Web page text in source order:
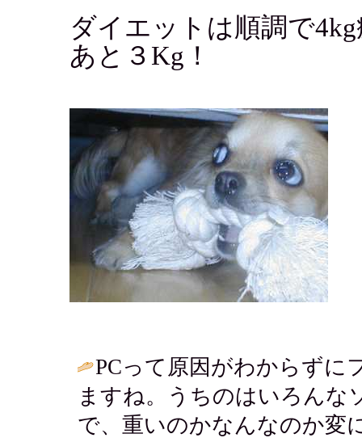
ダイエットは順調で
あと３Kg！
PCって原因がわからずに
ますね。うちのはいろんな
で、重いのかなんなのか変